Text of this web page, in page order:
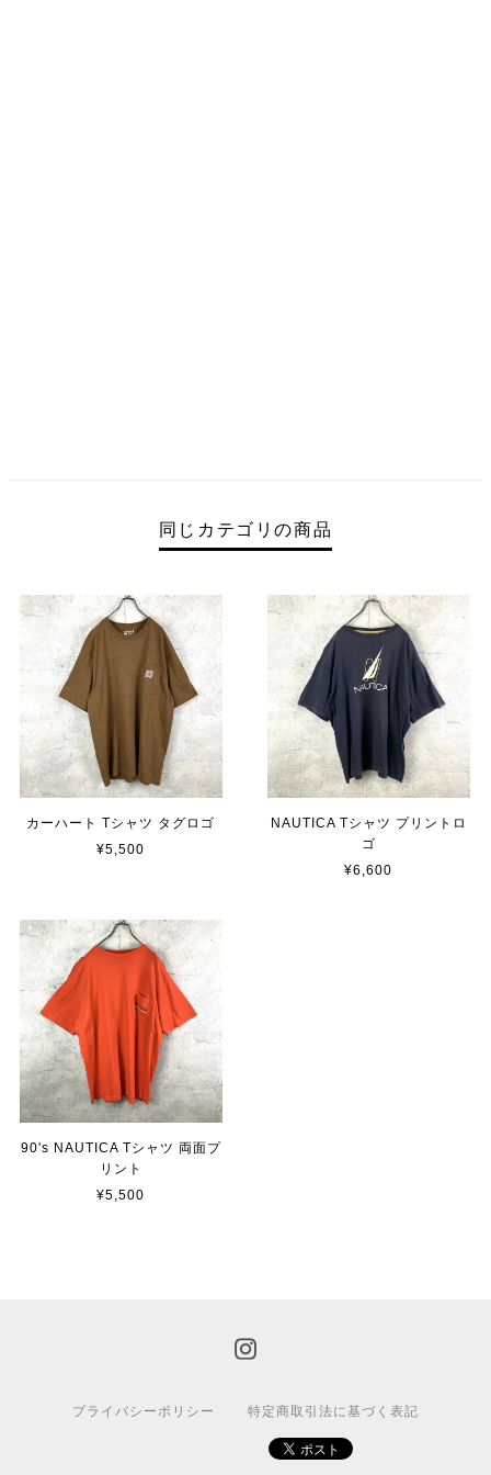
同じカテゴリの商品
カーハート Tシャツ タグロゴ
¥5,500
NAUTICA Tシャツ プリントロ
ゴ
¥6,600
90's NAUTICA Tシャツ 両面プ
リント
¥5,500
プライバシーポリシー 特定商取引法に基づく表記